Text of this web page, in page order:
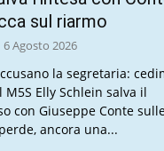
sul riarmo
6 Agosto 2026
la segretaria:
Elly Schlein salva il
con Giuseppe Conte
ancora una...